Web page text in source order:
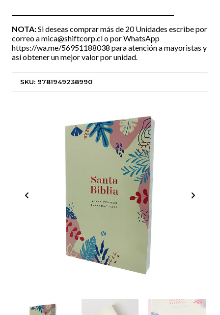
NOTA:Si deseas comprar más de 20 Unidades escribe por
correo amica@shiftcorp.clo por WhatsApp
https://wa.me/56951188038 para atención a mayoristas y
así obtener un mejor valor por unidad.
SKU: 9781949238990